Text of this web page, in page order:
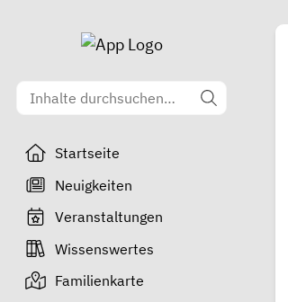
Startseite
Neuigkeiten
Veranstaltungen
Wissenswertes
Familienkarte